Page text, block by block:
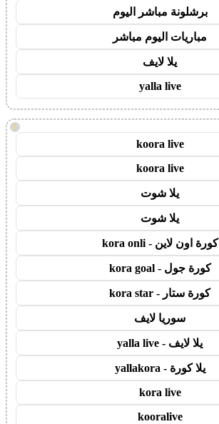
برشلونة مباشر اليوم
مباريات اليوم مباشر
يلا لايف
yalla live
!
koora live
koora live
يلا شوت
يلا شوت
كورة اون لاين - kora onli
كورة جول - kora goal
كورة ستار - kora star
سوريا لايف
يلا لايف - yalla live
يلا كورة - yallakora
kora live
kooralive